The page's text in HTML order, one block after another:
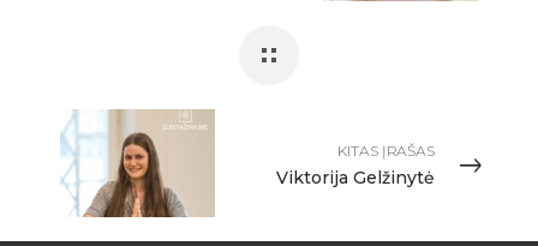
KITAS ĮRAŠAS
Viktorija Gelžinytė